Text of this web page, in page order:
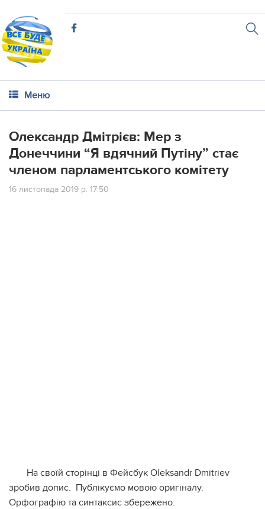
Меню
Олександр Дмітрієв: Мер з
Донеччини “Я вдячний Путіну” стає
членом парламентського комітету
16 листопада 2019 р. 17:50
На своїй сторінці в Фейсбук Oleksandr Dmitriev
зробив допис. Публікуємо мовою оригіналу.
Орфографію та синтаксис збережено: